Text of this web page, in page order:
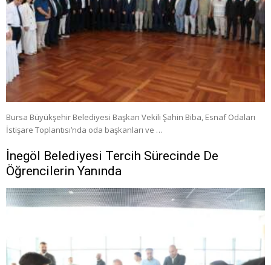
Bursa Büyükşehir Belediyesi Başkan Vekili Şahin Biba, Esnaf Odaları
İstişare Toplantısı’nda oda başkanları ve …
İnegöl Belediyesi Tercih Sürecinde De
Öğrencilerin Yanında